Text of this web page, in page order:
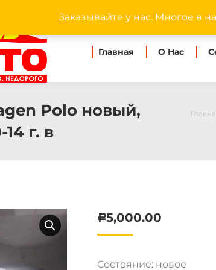
Главная О Нас
Polo новый,
г. в
Р5,000.00
Состояние: новое
Заказывайте у нас. Многое в